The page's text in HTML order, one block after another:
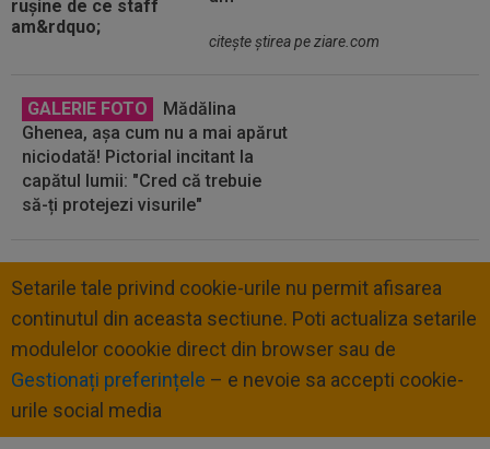
citeşte ştirea pe ziare.com
GALERIE FOTO
Mădălina
Ghenea, așa cum nu a mai apărut
niciodată! Pictorial incitant la
capătul lumii: "Cred că trebuie
să-ți protejezi visurile"
Setarile tale privind cookie-urile nu permit afisarea
continutul din aceasta sectiune. Poti actualiza setarile
modulelor coookie direct din browser sau de
Gestionați preferințele – e nevoie sa accepti cookie-
urile social media